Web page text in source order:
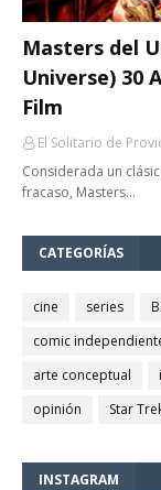
Masters del
Universe) 30
Film
El Solitario de
Considerada un
fracaso, Masters…
CATEGORÍAS
cine series
comic
arte conceptual
opinión
Star
INSTAGRAM